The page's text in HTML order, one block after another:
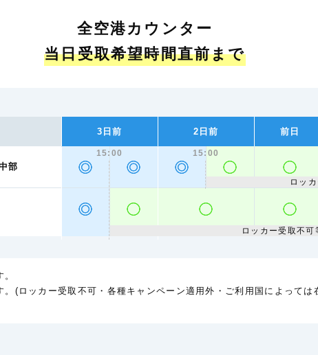
全空港カウンター
当日受取希望時間直前まで
3日前
15:00
2日前
15:00
前日
部
ロッ
ロッカー受取不可
。(ロッカー受取不可・各種キャンペーン適用外・ご利用国によっては